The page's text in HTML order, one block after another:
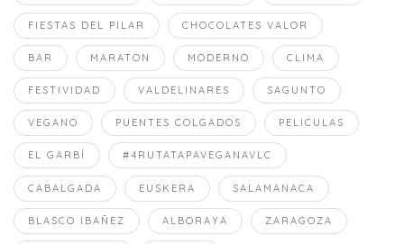
FIESTAS DEL PILAR CHOCOLATES VALOR
BAR MARATON MODERNO CLIMA
FESTIVIDAD VALDELINARES SAGUNTO
VEGANO PUENTES COLGADOS PELICULAS
EL GARBÍ #4RUTATAPAVEGANAVLC
CABALGADA EUSKERA SALAMANACA
BLASCO IBAÑEZ ALBORAYA ZARAGOZA